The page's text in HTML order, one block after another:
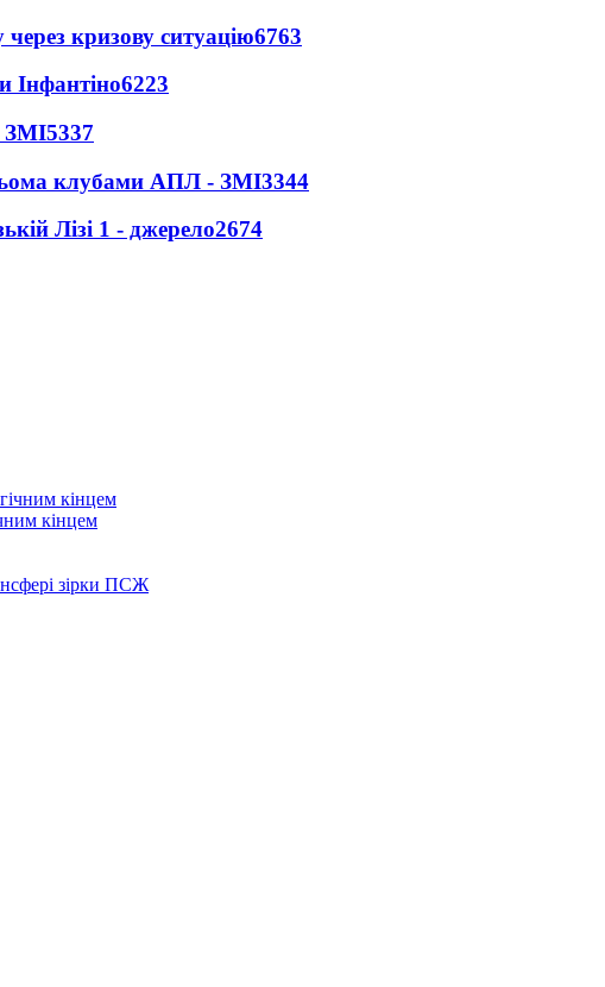
кризову ситуацію6763
Інфантіно6223
ЗМІ5337
клубами АПЛ - ЗМІ3344
Лізі 1 - джерело2674
кінцем
зірки ПСЖ